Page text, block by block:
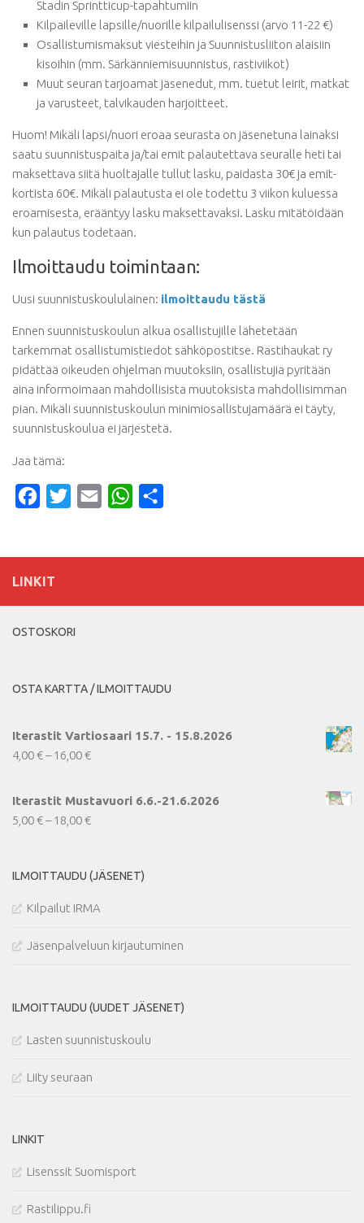
Stadin Sprintticup-tapahtumiin
Kilpaileville lapsille/nuorille kilpailulisenssi (arvo 11-22 €)
Osallistumismaksut viesteihin ja Suunnistusliiton alaisiin
kisoihin (mm. Särkänniemisuunnistus, rastiviikot)
Muut seuran tarjoamat jäsenedut, mm. tuetut leirit, matkat
ja varusteet, talvikauden harjoitteet.
Huom! Mikäli lapsi/nuori eroaa seurasta on jäsenetuna lainaksi
saatu suunnistuspaita ja/tai emit palautettava seuralle heti tai
maksettava siitä huoltajalle tullut lasku, paidasta 30€ ja emit-
kortista 60€. Mikäli palautusta ei ole todettu 3 viikon kuluessa
eroamisesta, erääntyy lasku maksettavaksi. Lasku mitätöidään
kun palautus todetaan.
Ilmoittaudu toimintaan:
Uusi suunnistuskoululainen: ilmoittaudu tästä
Ennen suunnistuskoulun alkua osallistujille lähetetään
tarkemmat osallistumistiedot sähköpostitse. Rastihaukat ry
pidättää oikeuden ohjelman muutoksiin, osallistujia pyritään
aina informoimaan mahdollisista muutoksista mahdollisimman
pian. Mikäli suunnistuskoulun minimiosallistujamäärä ei täyty,
suunnistuskoulua ei järjestetä.
Jaa tämä:
FacebookTwitterEmail WhatsApp
LINKIT
OSTOSKORI
OSTA KARTTA / ILMOITTAUDU
Iterastit Vartiosaari 15.7. - 15.8.2026
4,00€– 16,00€Hintaluokka:
Iterastit Mustavuori 6.6.-21.6.2026
5,00€– 18,00€Hintaluokka:
18,00 €
ILMOITTAUDU (JÄSENET)
Kilpailut IRMA
Jäsenpalveluun kirjautuminen
ILMOITTAUDU (UUDET JÄSENET)
Lasten suunnistuskoulu
Liity seuraan
LINKIT
Lisenssit Suomisport
Rastilippu.fi